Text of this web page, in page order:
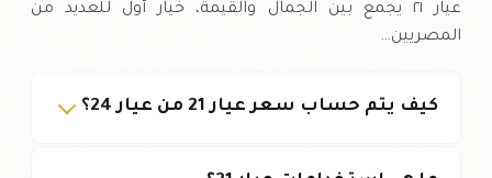
عيار ٢١ يجمع بين الجمال والقيمة، خيار أول للعديد من
المصريين…
كيف يتم حساب سعر عيار 21 من عيار 24؟